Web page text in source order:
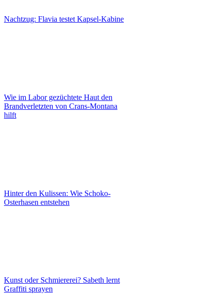
Nachtzug: Flavia testet Kapsel-Kabine
Wie im Labor gezüchtete Haut den
Brandverletzten von Crans-Montana
hilft
Hinter den Kulissen: Wie Schoko-
Osterhasen entstehen
Kunst oder Schmiererei? Sabeth lernt
Graffiti sprayen